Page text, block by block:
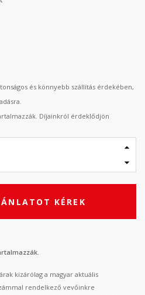
és könnyebb szállítás érdekében,
Díjainkról érdeklődjön
KÉREK
kizárólag a magyar aktuális
rendelkező vevőinkre